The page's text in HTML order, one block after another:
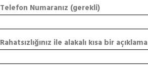
Telefon Numaranız (gerekli)
Rahatsızlığınız ile alakalı kısa bir açıklama